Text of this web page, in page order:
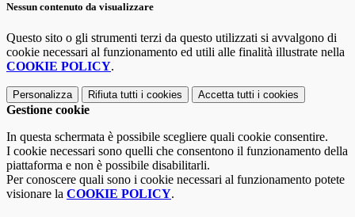
Nessun contenuto da visualizzare
Questo sito o gli strumenti terzi da questo utilizzati si avvalgono di
cookie necessari al funzionamento ed utili alle finalità illustrate nella
COOKIE POLICY.
Personalizza Rifiuta tutti i cookies Accetta tutti i cookies
Gestione cookie
In questa schermata è possibile scegliere quali cookie consentire.
I cookie necessari sono quelli che consentono il funzionamento della
piattaforma e non è possibile disabilitarli.
Per conoscere quali sono i cookie necessari al funzionamento potete
visionare la COOKIE POLICY.